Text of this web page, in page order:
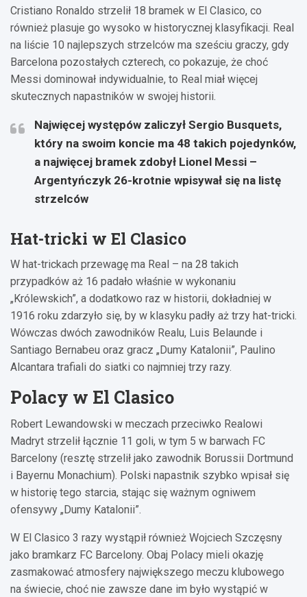
Cristiano Ronaldo strzelił 18 bramek w El Clasico, co
również plasuje go wysoko w historycznej klasyfikacji. Real
na liście 10 najlepszych strzelców ma sześciu graczy, gdy
Barcelona pozostałych czterech, co pokazuje, że choć
Messi dominował indywidualnie, to Real miał więcej
skutecznych napastników w swojej historii.
Najwięcej występów zaliczył Sergio Busquets,
który na swoim koncie ma 48 takich pojedynków,
a najwięcej bramek zdobył Lionel Messi –
Argentyńczyk 26-krotnie wpisywał się na listę
strzelców
Hat-tricki w El Clasico
W hat-trickach przewagę ma Real – na 28 takich
przypadków aż 16 padało właśnie w wykonaniu
„Królewskich”, a dodatkowo raz w historii, dokładniej w
1916 roku zdarzyło się, by w klasyku padły aż trzy hat-tricki.
Wówczas dwóch zawodników Realu, Luis Belaunde i
Santiago Bernabeu oraz gracz „Dumy Katalonii”, Paulino
Alcantara trafiali do siatki co najmniej trzy razy.
Polacy w El Clasico
Robert Lewandowski w meczach przeciwko Realowi
Madryt strzelił łącznie 11 goli, w tym 5 w barwach FC
Barcelony (resztę strzelił jako zawodnik Borussii Dortmund
i Bayernu Monachium). Polski napastnik szybko wpisał się
w historię tego starcia, stając się ważnym ogniwem
ofensywy „Dumy Katalonii”.
W El Clasico 3 razy wystąpił również Wojciech Szczęsny
jako bramkarz FC Barcelony. Obaj Polacy mieli okazję
zasmakować atmosfery największego meczu klubowego
na świecie, choć nie zawsze dane im było wystąpić w